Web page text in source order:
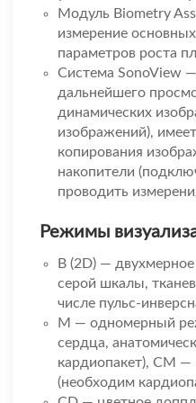
Модуль Biometry
измерение
параметров роста
Система SonoView
дальнейшего
динамических
изображений),
копирования
накопители
проводить
Режимы
B (2D) —
серой шкалы,
числе пульс-
M — одномерный
сердца,
кардиопакет), CM
(необходим